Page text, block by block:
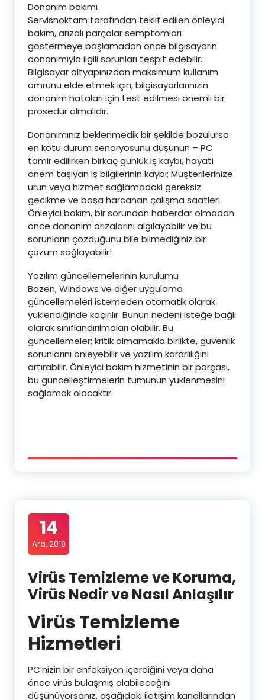
Donanım bakımı
Servisnoktam tarafından teklif edilen önleyici
bakım, arızalı parçalar semptomları
göstermeye başlamadan önce bilgisayarın
donanımıyla ilgili sorunları tespit edebilir.
Bilgisayar altyapınızdan maksimum kullanım
ömrünü elde etmek için, bilgisayarlarınızın
donanım hataları için test edilmesi önemli bir
prosedür olmalıdır.
Donanımınız beklenmedik bir şekilde bozulursa
en kötü durum senaryosunu düşünün – PC
tamir edilirken birkaç günlük iş kaybı, hayati
önem taşıyan iş bilgilerinin kaybı; Müşterilerinize
ürün veya hizmet sağlamadaki gereksiz
gecikme ve boşa harcanan çalışma saatleri.
Önleyici bakım, bir sorundan haberdar olmadan
önce donanım arızalarını algılayabilir ve bu
sorunların çözdüğünü bile bilmediğiniz bir
çözüm sağlayabilir!
Yazılım güncellemelerinin kurulumu
Bazen, Windows ve diğer uygulama
güncellemeleri istemeden otomatik olarak
yüklendiğinde kaçırılır. Bunun nedeni isteğe bağlı
olarak sınıflandırılmaları olabilir. Bu
güncellemeler; kritik olmamakla birlikte, güvenlik
sorunlarını önleyebilir ve yazılım kararlılığını
artırabilir. Önleyici bakım hizmetinin bir parçası,
bu güncelleştirmelerin tümünün yüklenmesini
sağlamak olacaktır.
14
Ara, 2018
Virüs Temizleme ve Koruma,
Virüs Nedir ve Nasıl Anlaşılır
Virüs Temizleme
Hizmetleri
PC’nizin bir enfeksiyon içerdiğini veya daha
önce virüs bulaşmış olabileceğini
düşünüyorsanız, aşağıdaki iletişim kanallarından